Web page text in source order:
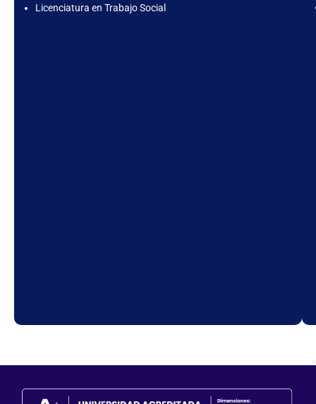
Licenciatura en Trabajo Social